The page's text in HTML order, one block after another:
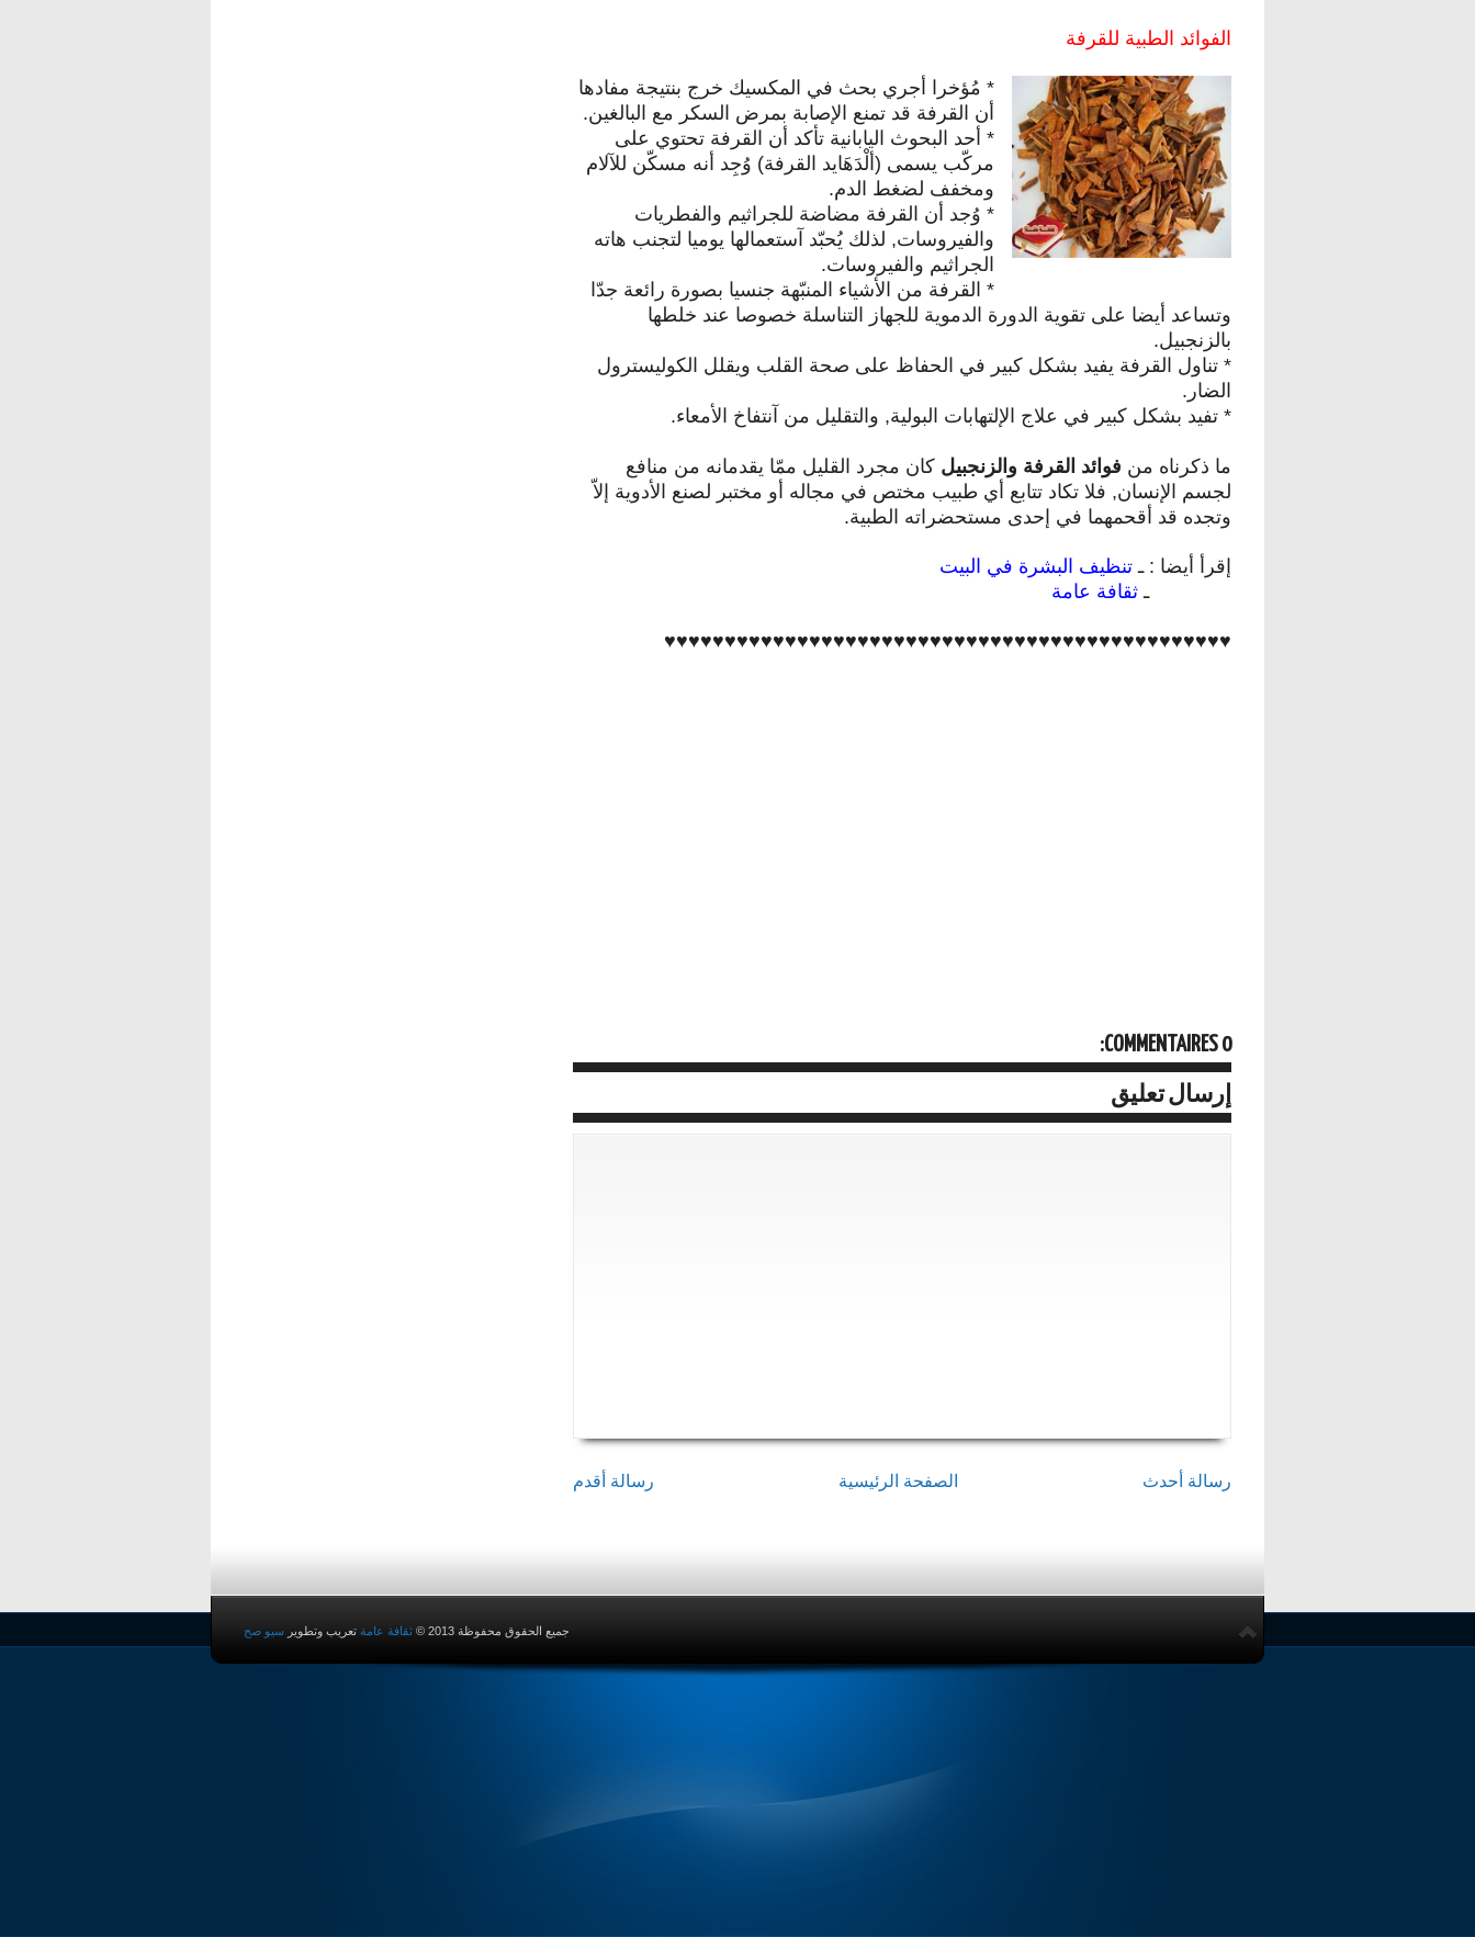
الفوائد الطبية للقرفة
* مُؤخرا أجري بحث في المكسيك خرج بنتيجة مفادها
أن القرفة قد تمنع الإصابة بمرض السكر مع البالغين.
* أحد البحوث اليابانية تأكد أن القرفة تحتوي على
مركّب يسمى (ألْدَهَايد القرفة) وُجِد أنه مسكّن للآلام
ومخفف لضغط الدم.
* وُجد أن القرفة مضاضة للجراثيم والفطريات
والفيروسات, لذلك يُحبّد آستعمالها يوميا لتجنب هاته
الجراثيم والفيروسات.
* القرفة من الأشياء المنبّهة جنسيا بصورة رائعة جدّا
وتساعد أيضا على تقوية الدورة الدموية للجهاز التناسلة خصوصا عند خلطها
بالزنجبيل.
* تناول القرفة يفيد بشكل كبير في الحفاظ على صحة القلب ويقلل الكوليسترول
الضار.
* تفيد بشكل كبير في علاج الإلتهابات البولية, والتقليل من آنتفاخ الأمعاء.
ما ذكرناه من فوائد القرفة والزنجبيل كان مجرد القليل ممّا يقدمانه من منافع
لجسم الإنسان, فلا تكاد تتابع أي طبيب مختص في مجاله أو مختبر لصنع الأدوية إلاّ
وتجده قد أقحمهما في إحدى مستحضراته الطبية.
إقرأ أيضا : ـ تنظيف البشرة في البيت
ـ ثقافة عامة
♥♥♥♥♥♥♥♥♥♥
♥♥♥♥♥♥♥♥♥♥
♥♥♥♥♥♥♥♥♥♥
♥♥♥♥♥♥♥♥♥♥♥♥♥♥♥♥♥
0 COMMENTAIRES:
إرسال تعليق
رسالة أحدث رسالة أقدم الصفحة الرئيسية
جميع الحقوق محفوظة 2013 © ثقافة عامة تعريب وتطوير سيو صح